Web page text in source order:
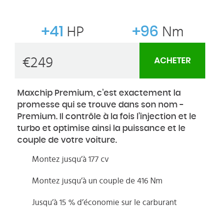
+41 HP +96 Nm
€249 ACHETER
Maxchip Premium, c’est exactement la
promesse qui se trouve dans son nom -
Premium. Il contrôle à la fois l’injection et le
turbo et optimise ainsi la puissance et le
couple de votre voiture.
Montez jusqu’à 177 cv
Montez jusqu’à un couple de 416 Nm
Jusqu’à 15 % d’économie sur le carburant